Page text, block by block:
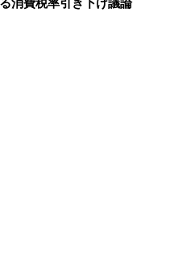
消費税率引き下げ議論